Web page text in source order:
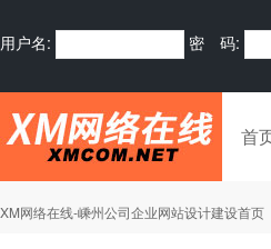
用户名: 密 码:
首
XM网络在线-嵊州公司企业网站设计建设首页